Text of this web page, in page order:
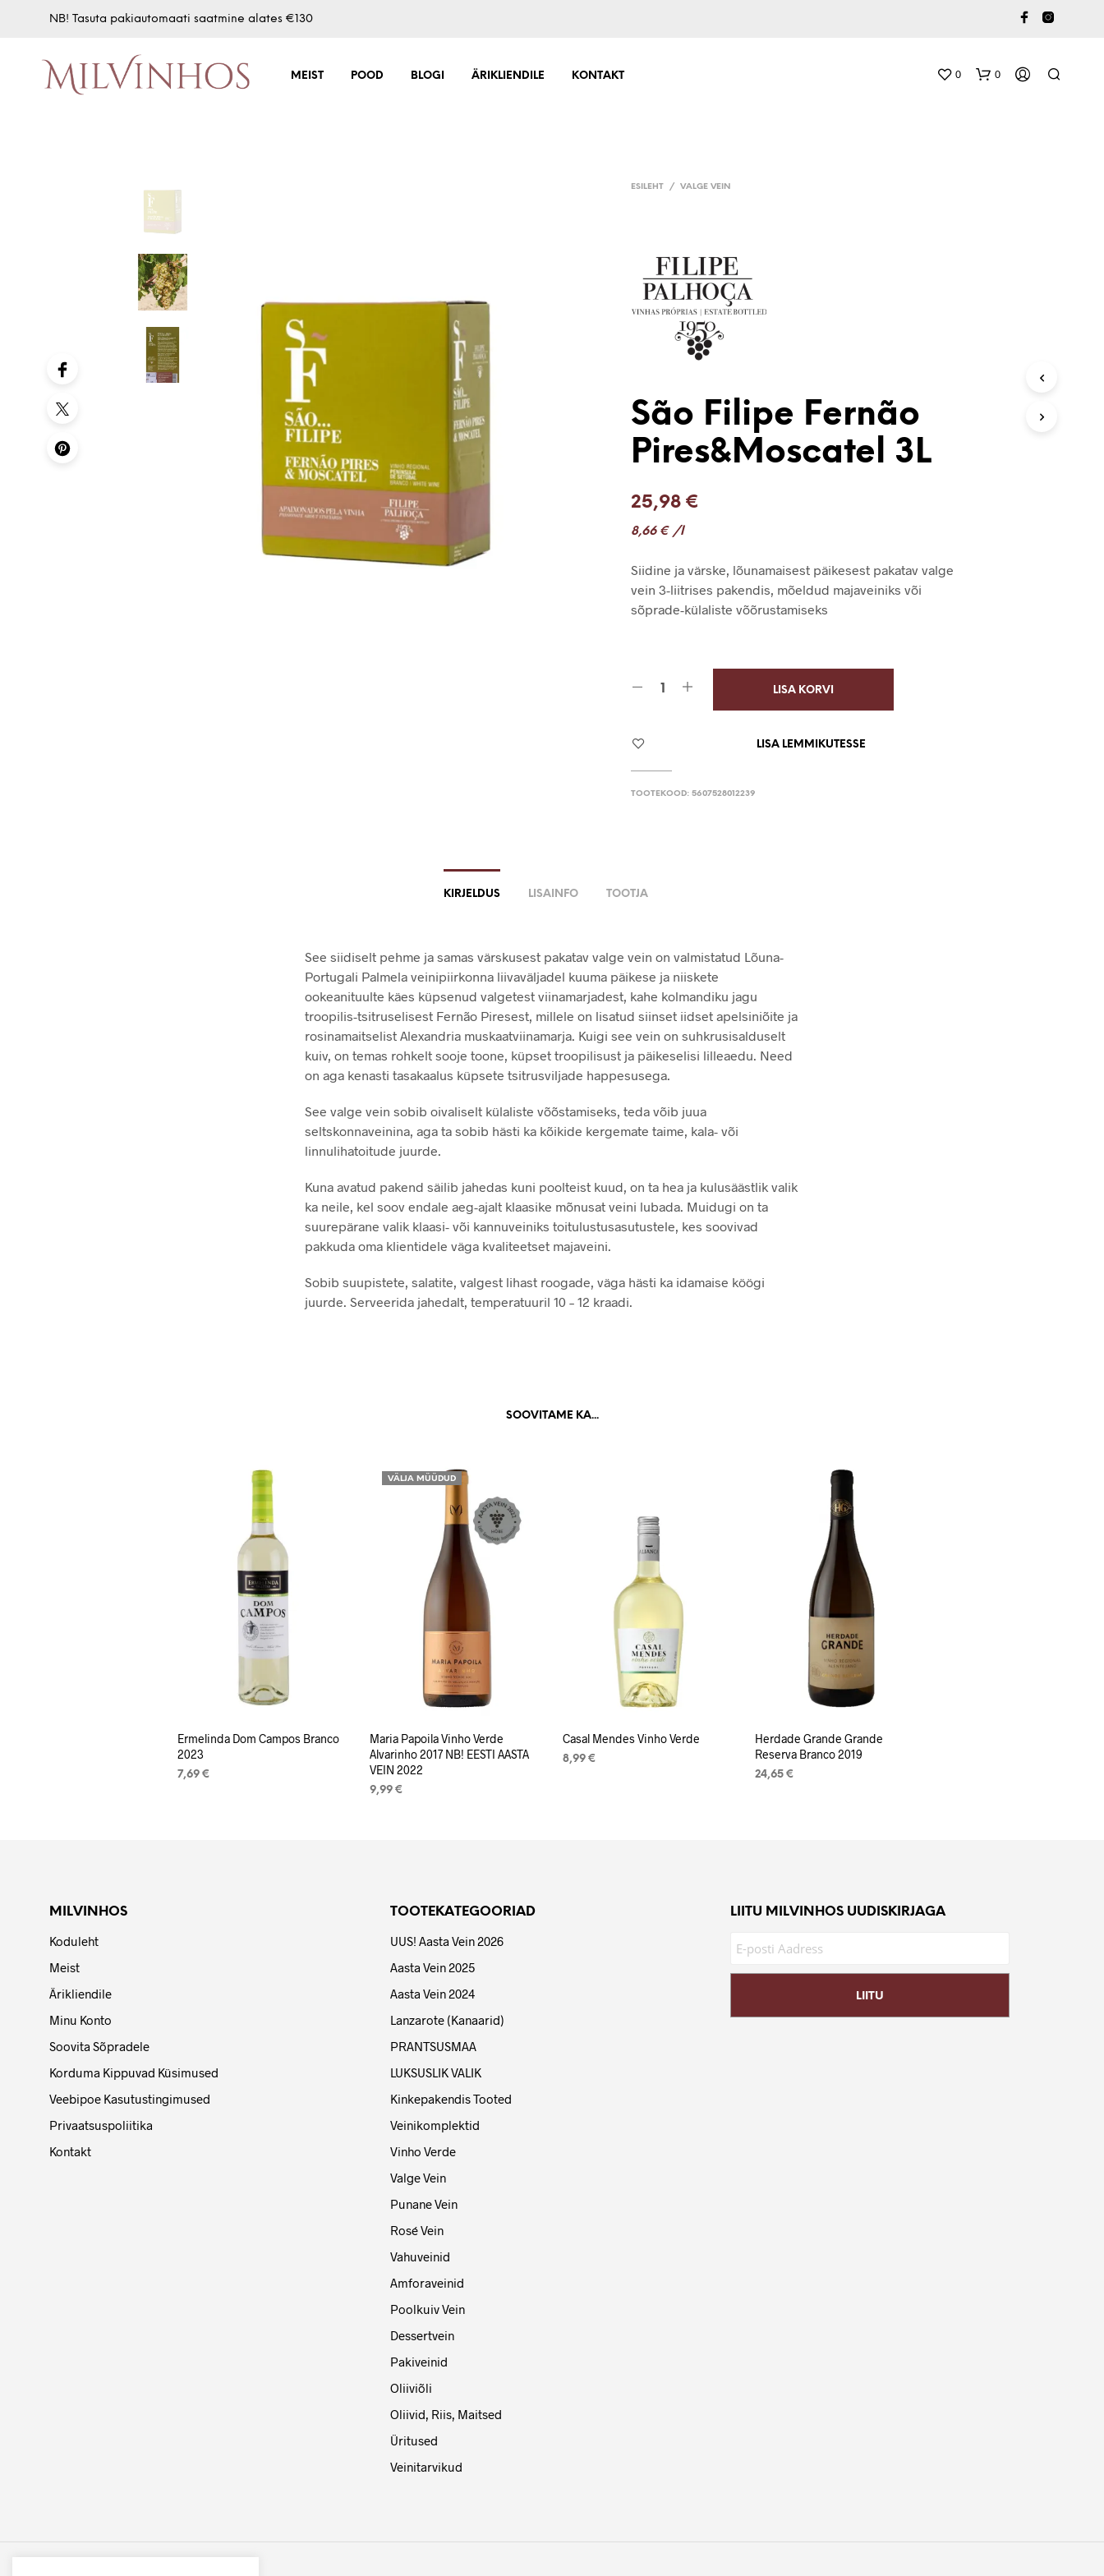
NB! Tasuta pakiautomaati saatmine alates €130
MEIST POOD BLOGI ÄRIKLIENDILE KONTAKT 0 0
ESILEHT / VALGE VEIN
São Filipe Fernão
Pires&Moscatel 3L
25,98€
8,66 € /l
Siidine ja värske, lõunamaisest päikesest pakatav valge
vein 3-liitrises pakendis, mõeldud majaveiniks või
sõprade-külaliste võõrustamiseks
LISA KORVI
LISA LEMMIKUTESSE
TOOTEKOOD:5607528012239
KIRJELDUS LISAINFO TOOTJA
See siidiselt pehme ja samas värskusest pakatav valge vein on valmistatud Lõuna-
Portugali Palmela veinipiirkonna liivaväljadel kuuma päikese ja niiskete
ookeanituulte käes küpsenud valgetest viinamarjadest, kahe kolmandiku jagu
troopilis-tsitruselisest Fernão Piresest, millele on lisatud siinset iidset apelsiniõite ja
rosinamaitselist Alexandria muskaatviinamarja. Kuigi see vein on suhkrusisalduselt
kuiv, on temas rohkelt sooje toone, küpset troopilisust ja päikeselisi lilleaedu. Need
on aga kenasti tasakaalus küpsete tsitrusviljade happesusega.
See valge vein sobib oivaliselt külaliste võõstamiseks, teda võib juua
seltskonnaveinina, aga ta sobib hästi ka kõikide kergemate taime, kala- või
linnulihatoitude juurde.
Kuna avatud pakend säilib jahedas kuni poolteist kuud, on ta hea ja kulusäästlik valik
ka neile, kel soov endale aeg-ajalt klaasike mõnusat veini lubada. Muidugi on ta
suurepärane valik klaasi- või kannuveiniks toitulustusasutustele, kes soovivad
pakkuda oma klientidele väga kvaliteetset majaveini.
Sobib suupistete, salatite, valgest lihast roogade, väga hästi ka idamaise köögi
juurde. Serveerida jahedalt, temperatuuril 10 – 12 kraadi.
SOOVITAME KA...
Ermelinda Dom Campos Branco
2023
7,69 €
VÄLJA MÜÜDUD
Maria Papoila Vinho Verde
Alvarinho 2017 NB! EESTI AASTA
VEIN 2022
9,99 €
Casal Mendes Vinho Verde
8,99 €
Herdade Grande Grande
Reserva Branco 2019
24,65 €
MILVINHOS
Koduleht
Meist
Ärikliendile
Minu Konto
Soovita Sõpradele
Korduma Kippuvad Küsimused
Veebipoe Kasutustingimused
Privaatsuspoliitika
Kontakt
TOOTEKATEGOORIAD
UUS! Aasta Vein 2026
Aasta Vein 2025
Aasta Vein 2024
Lanzarote (Kanaarid)
PRANTSUSMAA
LUKSUSLIK VALIK
Kinkepakendis Tooted
Veinikomplektid
Vinho Verde
Valge Vein
Punane Vein
Rosé Vein
Vahuveinid
Amforaveinid
Poolkuiv Vein
Dessertvein
Pakiveinid
Oliiviõli
Oliivid, Riis, Maitsed
Üritused
Veinitarvikud
LIITU MILVINHOS UUDISKIRJAGA